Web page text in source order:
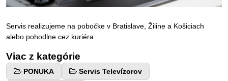
Servis realizujeme na pobočke v Bratislave, Žiline a Košiciach
alebo pohodlne cez kuriéra.
Viac z kategórie
PONUKA Servis Televízorov